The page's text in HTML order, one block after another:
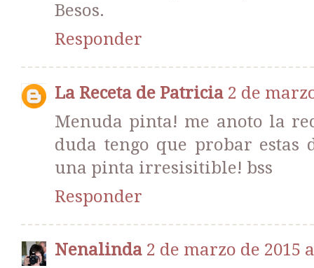
Besos.
Responder
La Receta de Patricia 2 de
Menuda pinta! me anoto la
duda tengo que probar estas
una pinta irresisitible! bss
Responder
Nenalinda 2 de marzo de 2015